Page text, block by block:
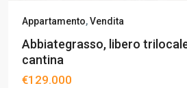
Appartamento,Vendita
Abbiategrasso, libero
cantina
€129.000